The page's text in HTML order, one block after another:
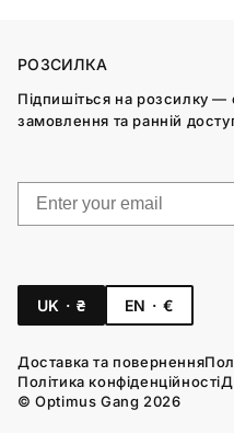
РОЗСИЛКА
Підпишіться на розсилку
замовлення та ранній
UK · ₴ EN · €
Доставка та повернення
Політика конфіденційності
© Optimus Gang 2026